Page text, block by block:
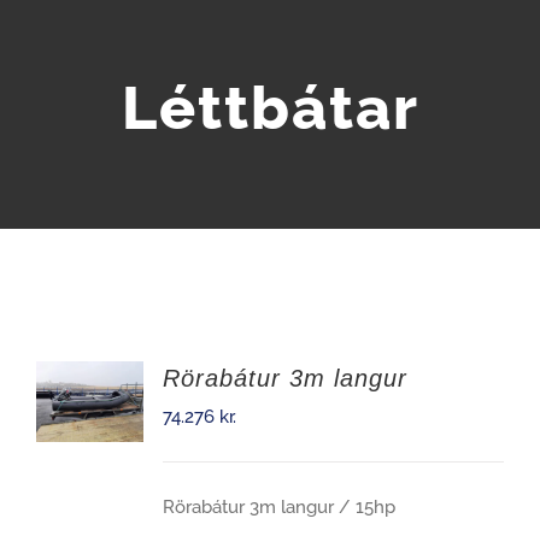
Léttbátar
Rörabátur 3m langur
74.276 kr.
Rörabátur 3m langur / 15hp